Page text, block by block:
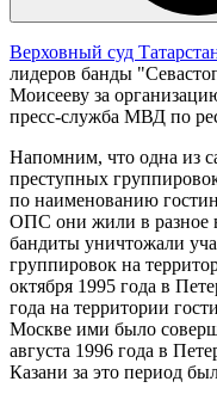
Верховный суд
лидеров банды
Моисееву за
пресс-служба МВД по
Напомним, что одна из
преступных
по наименованию
ОПС они жили в разное
бандиты уничтожали
группировок на
октября 1995 года в
года на территории
Москве ими было
августа 1996 года в
Казани за это период